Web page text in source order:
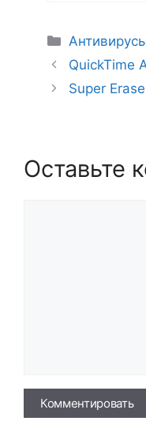
Рубрики
QuickTime
Super
Оставьте
Имя